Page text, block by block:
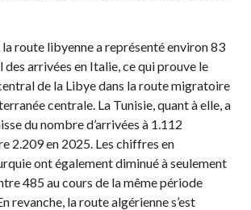
route libyenne a représenté environ 83
arrivées en Italie, ce qui prouve le
de la Libye dans la route migratoire
centrale. La Tunisie, quant à elle, a
du nombre d’arrivées à 1.112
2.209 en 2025. Les chiffres en
ont également diminué à seulement
485 au cours de la même période
revanche, la route algérienne s’est